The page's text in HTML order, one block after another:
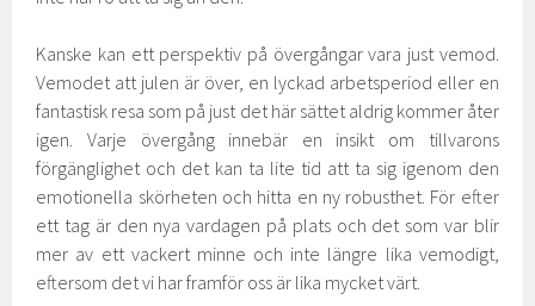
Kanske kan ett perspektiv på övergångar vara just vemod.
Vemodet att julen är över, en lyckad arbetsperiod eller en
fantastisk resa som på just det här sättet aldrig kommer åter
igen. Varje övergång innebär en insikt om tillvarons
förgänglighet och det kan ta lite tid att ta sig igenom den
emotionella skörheten och hitta en ny robusthet. För efter
ett tag är den nya vardagen på plats och det som var blir
mer av ett vackert minne och inte längre lika vemodigt,
eftersom det vi har framför oss är lika mycket värt.